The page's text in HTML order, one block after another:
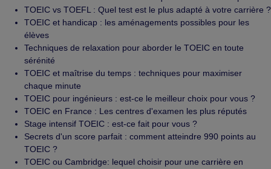
TOEIC vs TOEFL : Quel test est le plus adapté à votre carrière ?
TOEIC et handicap : les aménagements possibles pour les
élèves
Techniques de relaxation pour aborder le TOEIC en toute
sérénité
TOEIC et maîtrise du temps : techniques pour maximiser
chaque minute
TOEIC pour ingénieurs : est-ce le meilleur choix pour vous ?
TOEIC en France : Les centres d'examen les plus réputés
Stage intensif TOEIC : est-ce fait pour vous ?
Secrets d'un score parfait : comment atteindre 990 points au
TOEIC ?
TOEIC ou Cambridge: lequel choisir pour une carrière en